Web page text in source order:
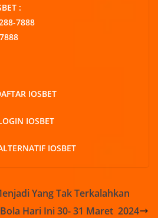
:
7888
IOSBET
IOSBET
IOSBET
Yang Tak Terkalahkan
Hari Ini 30- 31 Maret 2024